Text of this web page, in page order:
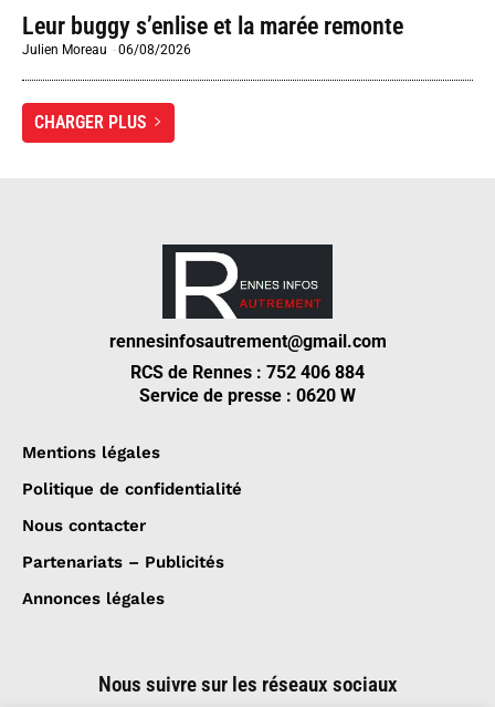
Leur buggy s’enlise et la marée remonte
Julien Moreau -06/08/2026
CHARGER PLUS
rennesinfosautrement@gmail.com
RCS de Rennes : 752 406 884
Service de presse : 0620 W
Mentions légales
Politique de confidentialité
Nous contacter
Partenariats – Publicités
Annonces légales
Nous suivre sur les réseaux sociaux